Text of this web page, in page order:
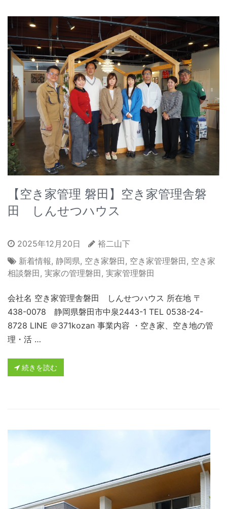
【空き家管理 磐田】空き家管理舎磐
田 しんせつハウス
2025年12月20日
裕二山下
新着情報, 静岡県, 空き家磐田, 空き家管理磐田, 空き家
相談磐田, 実家の管理磐田, 実家管理磐田
会社名 空き家管理舎磐田 しんせつハウス 所在地 〒
438-0078 静岡県磐田市中泉2443-1 TEL 0538-24-
8728 LINE ＠371kozan 事業内容 ・空き家、空き地の管
理・活 …
続きを読む